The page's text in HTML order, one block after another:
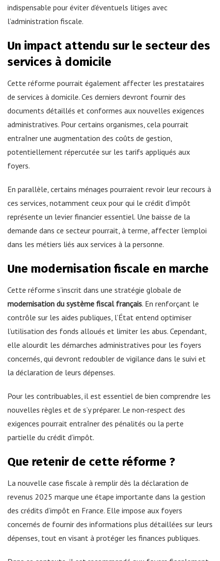
indispensable pour éviter d’éventuels litiges avec
l’administration fiscale.
Un impact attendu sur le secteur des
services à domicile
Cette réforme pourrait également affecter les prestataires
de services à domicile. Ces derniers devront fournir des
documents détaillés et conformes aux nouvelles exigences
administratives. Pour certains organismes, cela pourrait
entraîner une augmentation des coûts de gestion,
potentiellement répercutée sur les tarifs appliqués aux
foyers.
En parallèle, certains ménages pourraient revoir leur recours à
ces services, notamment ceux pour qui le crédit d’impôt
représente un levier financier essentiel. Une baisse de la
demande dans ce secteur pourrait, à terme, affecter l’emploi
dans les métiers liés aux services à la personne.
Une modernisation fiscale en marche
Cette réforme s’inscrit dans une stratégie globale de
modernisation du système fiscal français. En renforçant le
contrôle sur les aides publiques, l’État entend optimiser
l’utilisation des fonds alloués et limiter les abus. Cependant,
elle alourdit les démarches administratives pour les foyers
concernés, qui devront redoubler de vigilance dans le suivi et
la déclaration de leurs dépenses.
Pour les contribuables, il est essentiel de bien comprendre les
nouvelles règles et de s’y préparer. Le non-respect des
exigences pourrait entraîner des pénalités ou la perte
partielle du crédit d’impôt.
Que retenir de cette réforme ?
La nouvelle case fiscale à remplir dès la déclaration de
revenus 2025 marque une étape importante dans la gestion
des crédits d’impôt en France. Elle impose aux foyers
concernés de fournir des informations plus détaillées sur leurs
dépenses, tout en visant à protéger les finances publiques.